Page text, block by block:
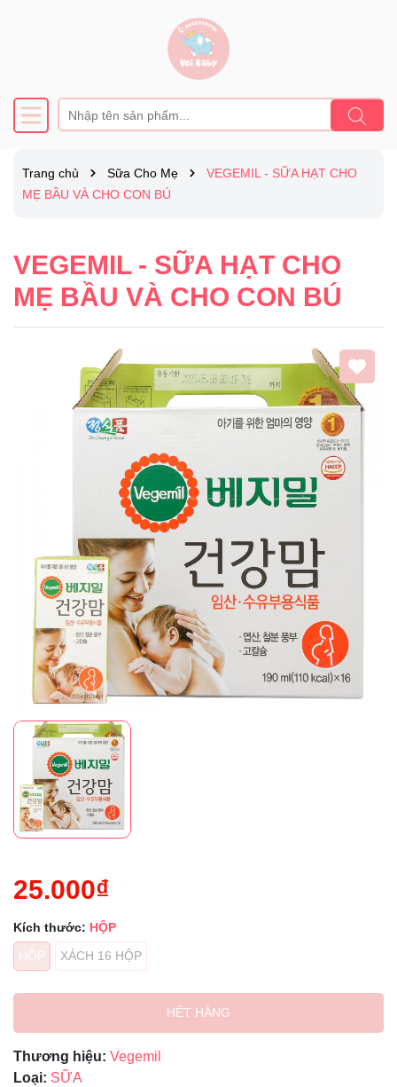
Trang chủ Sữa Cho Mẹ
VEGEMIL - SỮA HẠT CHO
MẸ BẦU VÀ CHO CON BÚ
VEGEMIL - SỮA HẠT CHO
MẸ BẦU VÀ CHO CON BÚ
25.000₫
Kích thước: HỘP
HỘP
XÁCH 16 HỘP
HẾT HÀNG
Thương hiệu: Vegemil
Loại: SỮA
Mã giảm giá: